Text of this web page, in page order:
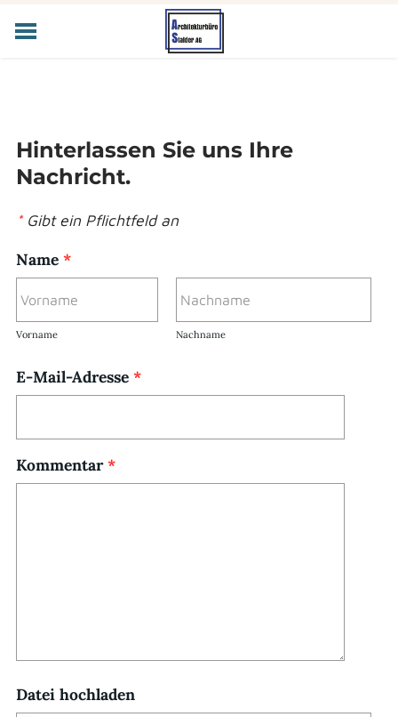
JOBS
Hinterlassen Sie uns Ihre
Nachricht.
*Gibt ein Pflichtfeld an
Name *
Vorname Nachname
E-Mail-Adresse *
Kommentar*
Datei hochladen